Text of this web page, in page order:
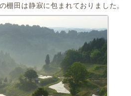
棚田は静寂に包まれておりました。